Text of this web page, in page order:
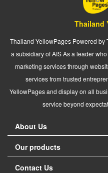
Thailand
Thailand YellowPages Powered
a subsidiary of AIS As a leader
marketing services through
services from trusted
YellowPages and display on all
service beyond
About Us
Our products
Contact Us